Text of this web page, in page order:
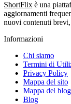
ShortFlix è una
aggiornamenti
nuovi contenuti
Informazioni
Chi siamo
Termini di
Privacy Policy
Mappa del sito
Mappa del blog
Blog